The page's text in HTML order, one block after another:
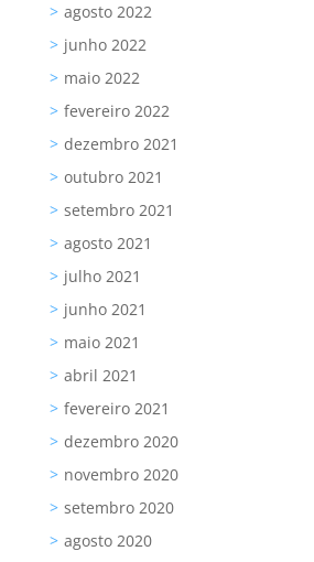
agosto 2022
junho 2022
maio 2022
fevereiro 2022
dezembro 2021
outubro 2021
setembro 2021
agosto 2021
julho 2021
junho 2021
maio 2021
abril 2021
fevereiro 2021
dezembro 2020
novembro 2020
setembro 2020
agosto 2020